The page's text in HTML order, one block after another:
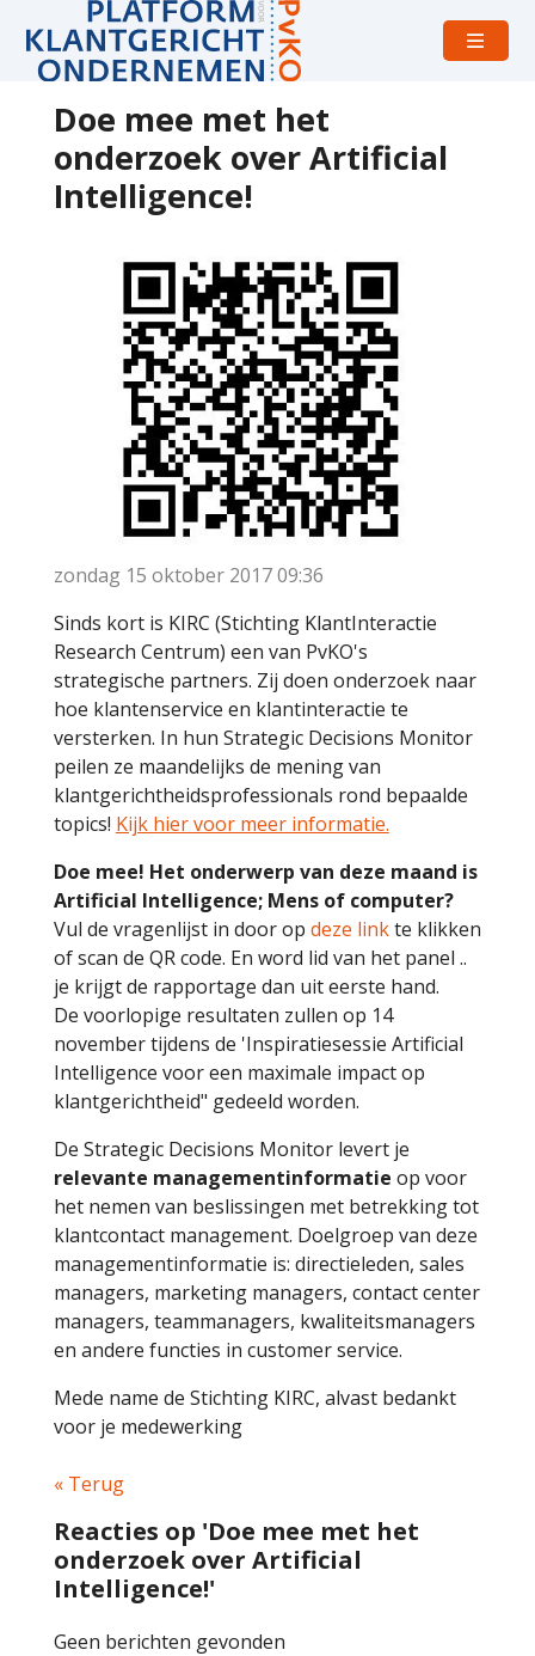
Open
Doe mee met het
onderzoek over Artificial
Intelligence!
zondag 15 oktober 201709:36
Sinds kort is KIRC (Stichting KlantInteractie
Research Centrum) een van PvKO's
strategische partners. Zij doen onderzoek naar
hoe klantenservice en klantinteractie te
versterken. In hun Strategic Decisions Monitor
peilen ze maandelijks de mening van
klantgerichtheidsprofessionals rond bepaalde
topics! Kijk hier voor meer informatie.
Doe mee! Het onderwerp van deze maand is
Artificial Intelligence; Mens of computer?
Vul de vragenlijst in door op deze linkte klikken
of scan de QR code. En word lid van het panel ..
je krijgt de rapportage dan uit eerste hand.
De voorlopige resultaten zullen op 14
november tijdens de 'Inspiratiesessie Artificial
Intelligence voor een maximale impact op
klantgerichtheid" gedeeld worden.
De Strategic Decisions Monitor levert je
relevante managementinformatie op voor
het nemen van beslissingen met betrekking tot
klantcontact management. Doelgroep van deze
managementinformatie is: directieleden, sales
managers, marketing managers, contact center
managers, teammanagers, kwaliteitsmanagers
en andere functies in customer service.
Mede name de Stichting KIRC, alvast bedankt
voor je medewerking
« Terug
Reacties op 'Doe mee met het
onderzoek over Artificial
Intelligence!'
Geen berichten gevonden